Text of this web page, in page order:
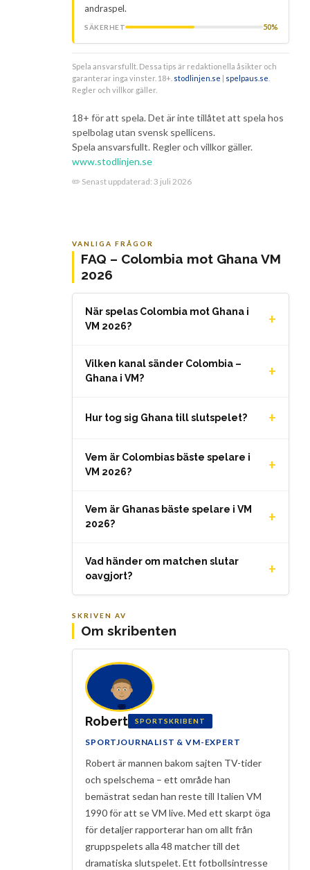
andraspel.
SÄKERHET 50%
Spela ansvarsfullt. Dessa tips är redaktionella åsikter och
garanterar inga vinster. 18+. stodlinjen.se | spelpaus.se
Regler och villkor gäller.
18+ för att spela. Det är inte tillåtet att spela hos
spelbolag utan svensk spellicens.
Spela ansvarsfullt. Regler och villkor gäller.
www.stodlinjen.se
✏️ Senast uppdaterad: 3 juli 2026
VANLIGA FRÅGOR
FAQ – Colombia mot Ghana VM
2026
När spelas Colombia mot Ghana i
VM 2026?
+
Vilken kanal sänder Colombia –
Ghana i VM?
+
Hur tog sig Ghana till slutspelet? +
Vem är Colombias bäste spelare i
VM 2026?
+
Vem är Ghanas bäste spelare i VM
2026?
+
Vad händer om matchen slutar
oavgjort?
+
SKRIVEN AV
Om skribenten
Robert SPORTSKRIBENT
SPORTJOURNALIST & VM-EXPERT
Robert är mannen bakom sajten TV-tider
och spelschema – ett område han
bemästrat sedan han reste till Italien VM
1990 för att se VM live. Med ett skarpt öga
för detaljer rapporterar han om allt från
gruppspelets alla 48 matcher till det
dramatiska slutspelet. Ett fotbollsintresse